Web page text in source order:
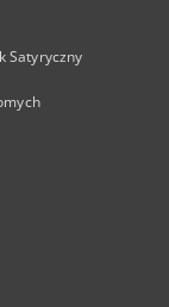
Satyryczny